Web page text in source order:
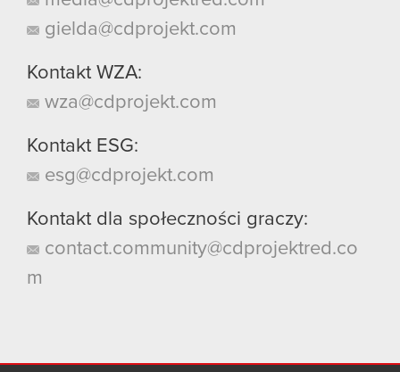
gielda@cdprojekt.com
Kontakt WZA:
wza@cdprojekt.com
Kontakt ESG:
esg@cdprojekt.com
Kontakt dla społeczności graczy:
contact.community@cdprojektred.co
m